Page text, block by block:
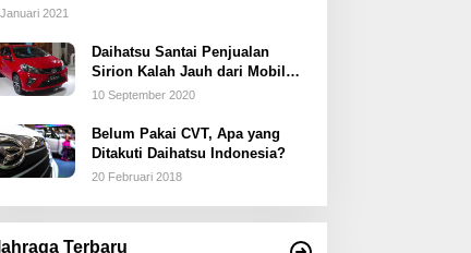
2021
Daihatsu Santai Penjualan
Sirion Kalah Jauh dari Mobil
LCGC
10 September 2020
Belum Pakai CVT, Apa yang
Ditakuti Daihatsu Indonesia?
20 Februari 2018
Terbaru